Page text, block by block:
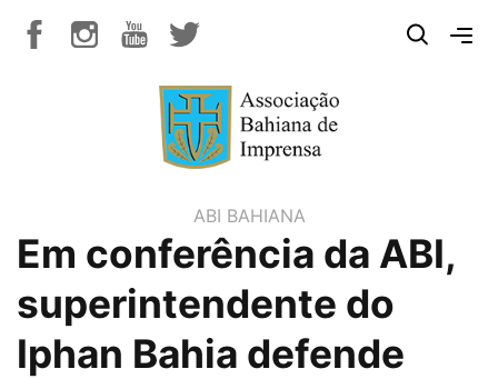
ABI BAHIANA
Em conferência da ABI,
superintendente do
Iphan Bahia defende